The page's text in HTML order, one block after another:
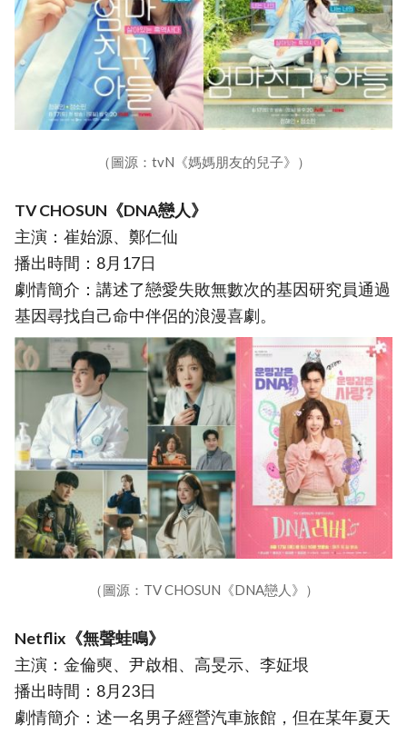
（圖源：tvN《媽媽朋友的兒子》）
TV CHOSUN《DNA戀人》
主演：崔始源、鄭仁仙
播出時間：8月17日
劇情簡介：講述了戀愛失敗無數次的基因研究員通過
基因尋找自己命中伴侶的浪漫喜劇。
（圖源：TV CHOSUN《DNA戀人》）
Netflix《無聲蛙鳴》
主演：金倫奭、尹啟相、高旻示、李姃垠
播出時間：8月23日
劇情簡介：述一名男子經營汽車旅館，但在某年夏天